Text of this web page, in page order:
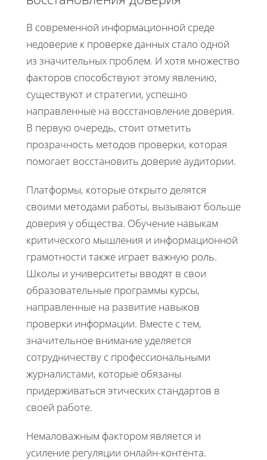
В современной информационной среде
недоверие к проверке данных стало одной
из значительных проблем. И хотя множество
факторов способствуют этому явлению,
существуют и стратегии, успешно
направленные на восстановление доверия.
В первую очередь, стоит отметить
прозрачность методов проверки, которая
помогает восстановить доверие аудитории.
Платформы, которые открыто делятся
своими методами работы, вызывают больше
доверия у общества. Обучение навыкам
критического мышления и информационной
грамотности также играет важную роль.
Школы и университеты вводят в свои
образовательные программы курсы,
направленные на развитие навыков
проверки информации. Вместе с тем,
значительное внимание уделяется
сотрудничеству с профессиональными
журналистами, которые обязаны
придерживаться этических стандартов в
своей работе.
Немаловажным фактором является и
усиление регуляции онлайн-контента.